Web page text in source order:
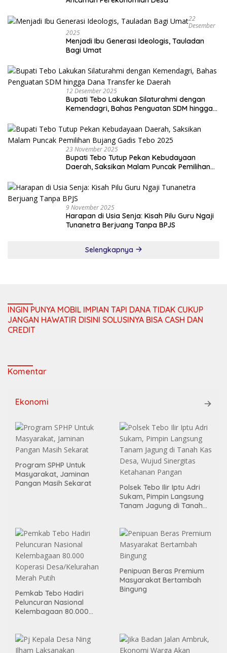
22
Desember
2025
Menjadi Ibu Generasi Ideologis, Tauladan
Bagi Umat
12 Desember 2025
Bupati Tebo Lakukan Silaturahmi dengan
Kemendagri, Bahas Penguatan SDM hingga
23 November 2025
Bupati Tebo Tutup Pekan Kebudayaan
Daerah, Saksikan Malam Puncak Pemilihan
9 November 2025
Harapan di Usia Senja: Kisah Pilu Guru Ngaji
Tunanetra Berjuang Tanpa BPJS
Selengkapnya
INGIN PUNYA MOBIL IMPIAN TAPI DANA TIDAK CUKUP
JANGAN HAWATIR DISINI SOLUSINYA BISA CASH DAN
CREDIT
Komentar
Ekonomi
Program SPHP Untuk
Masyarakat, Jaminan
Pangan Masih Sekarat
Polsek Tebo Ilir Iptu Adri
Sukam, Pimpin Langsung
Tanam Jagung di Tanah
Pemkab Tebo Hadiri
Peluncuran Nasional
Kelembagaan 80.000
Penipuan Beras Premium
Masyarakat Bertambah
Bingung